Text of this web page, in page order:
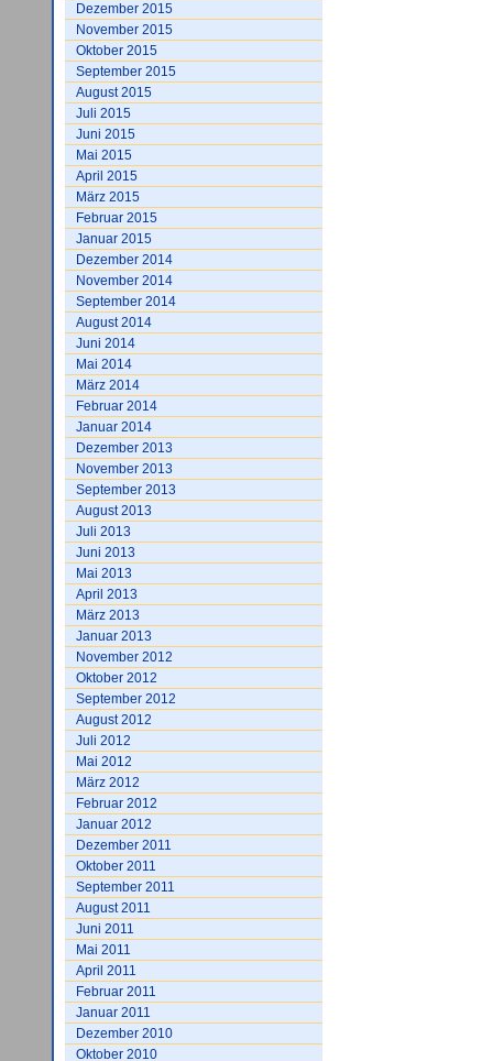
Dezember 2015
November 2015
Oktober 2015
September 2015
August 2015
Juli 2015
Juni 2015
Mai 2015
April 2015
März 2015
Februar 2015
Januar 2015
Dezember 2014
November 2014
September 2014
August 2014
Juni 2014
Mai 2014
März 2014
Februar 2014
Januar 2014
Dezember 2013
November 2013
September 2013
August 2013
Juli 2013
Juni 2013
Mai 2013
April 2013
März 2013
Januar 2013
November 2012
Oktober 2012
September 2012
August 2012
Juli 2012
Mai 2012
März 2012
Februar 2012
Januar 2012
Dezember 2011
Oktober 2011
September 2011
August 2011
Juni 2011
Mai 2011
April 2011
Februar 2011
Januar 2011
Dezember 2010
Oktober 2010